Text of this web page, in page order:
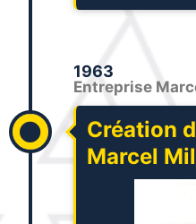
1963
Entreprise
Création
Marcel